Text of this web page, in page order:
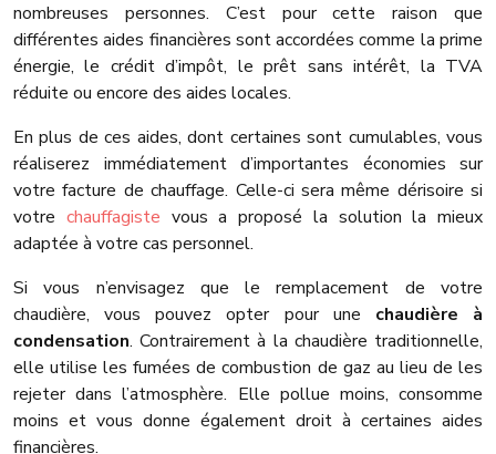
nombreuses personnes. C’est pour cette raison que
différentes aides financières sont accordées comme la prime
énergie, le crédit d’impôt, le prêt sans intérêt, la TVA
réduite ou encore des aides locales.
En plus de ces aides, dont certaines sont cumulables, vous
réaliserez immédiatement d’importantes économies sur
votre facture de chauffage. Celle-ci sera même dérisoire si
votre chauffagiste vous a proposé la solution la mieux
adaptée à votre cas personnel.
Si vous n’envisagez que le remplacement de votre
chaudière, vous pouvez opter pour une chaudière à
condensation. Contrairement à la chaudière traditionnelle,
elle utilise les fumées de combustion de gaz au lieu de les
rejeter dans l’atmosphère. Elle pollue moins, consomme
moins et vous donne également droit à certaines aides
financières.